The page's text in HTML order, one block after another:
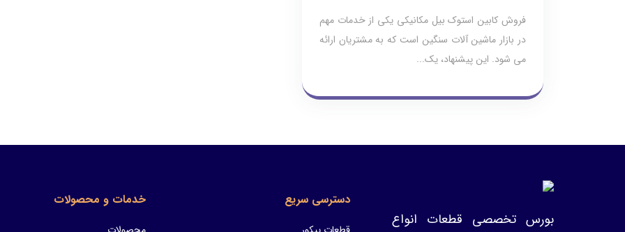
فروش کابین استوک بیل مکانیکی یکی از خدمات مهم
در بازار ماشین‌ آلات سنگین است که به مشتریان ارائه
می‌ شود. این پیشنهاد، یک...
بورس تخصصی قطعات انواع
دسترسی سریع خدمات و محصولات